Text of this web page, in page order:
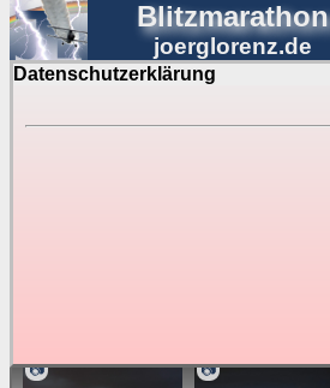
Datenschutzerklärung
Blitzmarathon
joerglorenz.de
Blitzmarathon
Luftfahrt
📷 📷